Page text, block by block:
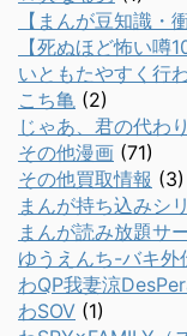
【まんが豆知識・
【死ぬほど怖い噂
いともたやすく行
こち亀 (2)
じゃあ、君の代わ
その他漫画 (71)
その他買取情報 (3)
まんが持ち込みシ
まんが読み放題サ
ゆうえんち-バキ外
わQP我妻涼
わSOV (1)